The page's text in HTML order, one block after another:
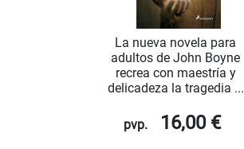
La nueva novela para
adultos de John Boyne
recrea con maestría y
delicadeza la tragedia ...
pvp. 16,00 €